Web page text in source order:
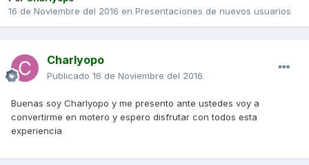
16 de Noviembre del 2016 en Presentaciones de nuevos usuarios
Charlyopo
Publicado 16 de Noviembre del 2016
Buenas soy Charlyopo y me presento ante ustedes voy a
convertirme en motero y espero disfrutar con todos esta
experiencia